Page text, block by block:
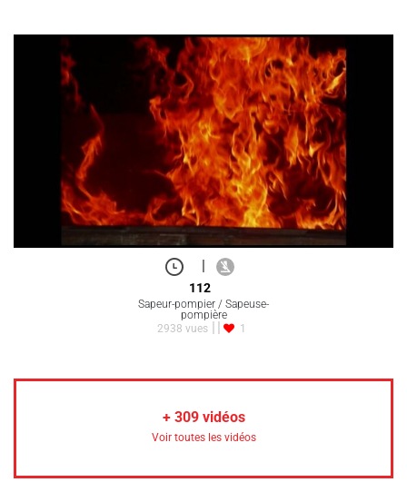
112
Sapeur-pompier / Sapeuse-
pompière
2938 vues
1
+ 309vidéos
Voir toutes les vidéos